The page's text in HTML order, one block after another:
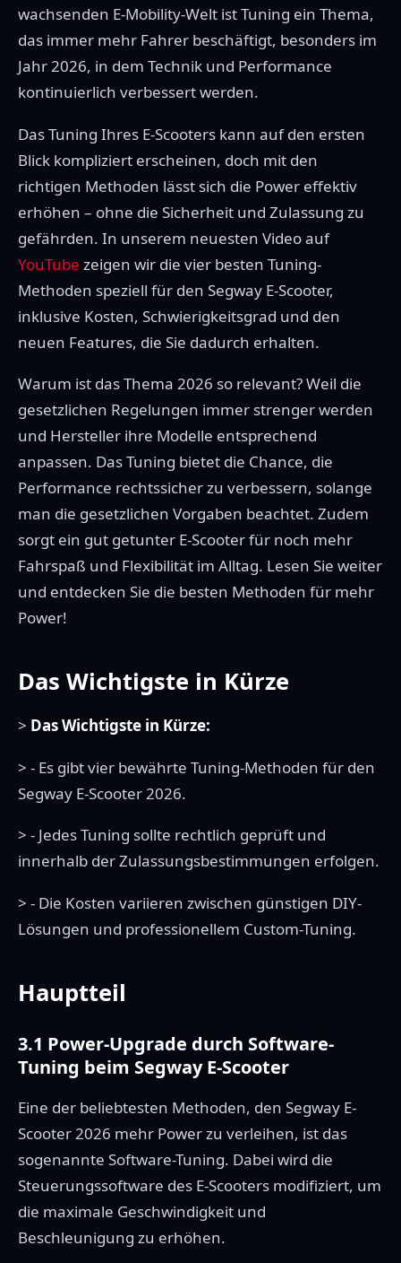
wachsenden E-Mobility-Welt ist Tuning ein Thema,
das immer mehr Fahrer beschäftigt, besonders im
Jahr 2026, in dem Technik und Performance
kontinuierlich verbessert werden.
Das Tuning Ihres E-Scooters kann auf den ersten
Blick kompliziert erscheinen, doch mit den
richtigen Methoden lässt sich die Power effektiv
erhöhen – ohne die Sicherheit und Zulassung zu
gefährden. In unserem neuesten Video auf
YouTube zeigen wir die vier besten Tuning-
Methoden speziell für den Segway E-Scooter,
inklusive Kosten, Schwierigkeitsgrad und den
neuen Features, die Sie dadurch erhalten.
Warum ist das Thema 2026 so relevant? Weil die
gesetzlichen Regelungen immer strenger werden
und Hersteller ihre Modelle entsprechend
anpassen. Das Tuning bietet die Chance, die
Performance rechtssicher zu verbessern, solange
man die gesetzlichen Vorgaben beachtet. Zudem
sorgt ein gut getunter E-Scooter für noch mehr
Fahrspaß und Flexibilität im Alltag. Lesen Sie weiter
und entdecken Sie die besten Methoden für mehr
Power!
Das Wichtigste in Kürze
> Das Wichtigste in Kürze:
> - Es gibt vier bewährte Tuning-Methoden für den
Segway E-Scooter 2026.
> - Jedes Tuning sollte rechtlich geprüft und
innerhalb der Zulassungsbestimmungen erfolgen.
> - Die Kosten variieren zwischen günstigen DIY-
Lösungen und professionellem Custom-Tuning.
Hauptteil
3.1 Power-Upgrade durch Software-
Tuning beim Segway E-Scooter
Eine der beliebtesten Methoden, den Segway E-
Scooter 2026 mehr Power zu verleihen, ist das
sogenannte Software-Tuning. Dabei wird die
Steuerungssoftware des E-Scooters modifiziert, um
die maximale Geschwindigkeit und
Beschleunigung zu erhöhen.